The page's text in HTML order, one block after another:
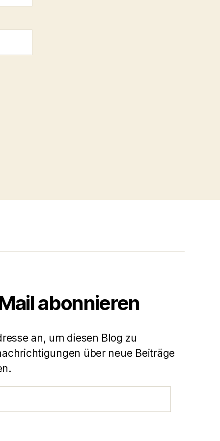
abonnieren
an, um diesen Blog zu
über neue Beiträge